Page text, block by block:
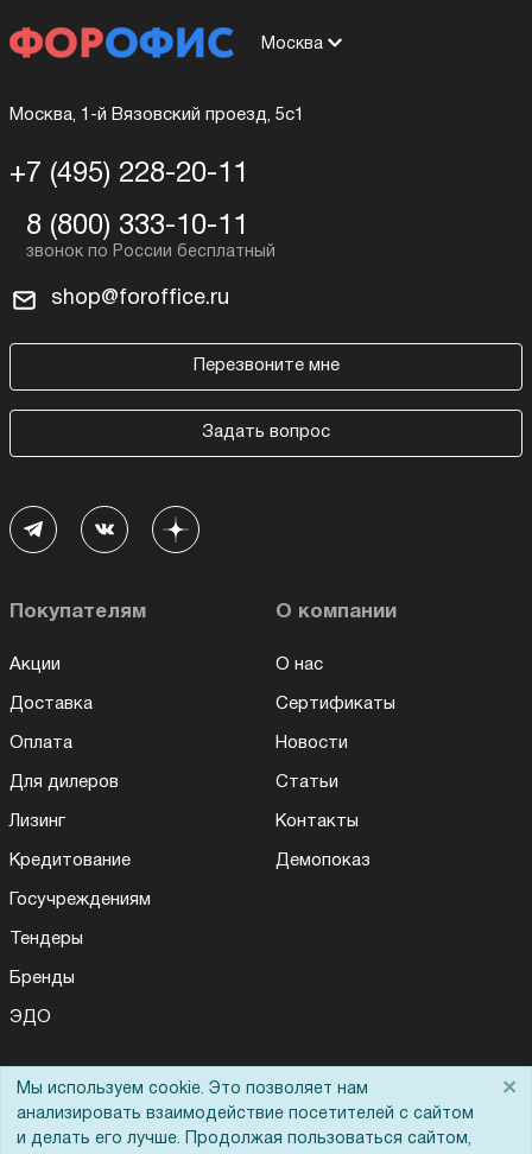
Москва
Москва, 1-й Вязовский проезд, 5с1
+7 (495) 228-20-11
8 (800) 333-10-11
shop@foroffice.ru
Перезвоните мне
Задать вопрос
Покупателям
Акции
Доставка
Оплата
Для дилеров
Лизинг
Кредитование
Госучреждениям
Тендеры
Бренды
ЭДО
О компании
О нас
Сертификаты
Новости
Статьи
Контакты
Демопоказ
Помощь
Мы используем cookie. Это позволяет нам
анализировать взаимодействие посетителей с сайтом
и делать его лучше. Продолжая пользоваться сайтом,
×